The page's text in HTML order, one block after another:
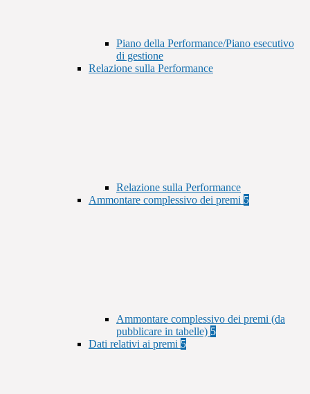
Piano della Performance/Piano esecutivo
di gestione
Relazione sulla Performance
Relazione sulla Performance
Ammontare complessivo dei premi 5
Ammontare complessivo dei premi (da
pubblicare in tabelle) 5
Dati relativi ai premi 5